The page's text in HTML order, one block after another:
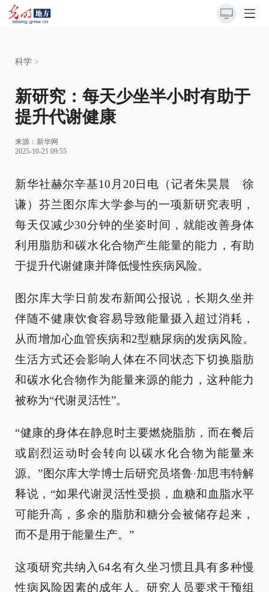
科学 >
新研究：每天少坐半小时有助于
提升代谢健康
来源： 新华网
2025-10-21 09:55
新华社赫尔辛基10月20日电（记者朱昊晨 徐
谦）芬兰图尔库大学参与的一项新研究表明，
每天仅减少30分钟的坐姿时间，就能改善身体
利用脂肪和碳水化合物产生能量的能力，有助
于提升代谢健康并降低慢性疾病风险。
图尔库大学日前发布新闻公报说，长期久坐并
伴随不健康饮食容易导致能量摄入超过消耗，
从而增加心血管疾病和2型糖尿病的发病风险。
生活方式还会影响人体在不同状态下切换脂肪
和碳水化合物作为能量来源的能力，这种能力
被称为“代谢灵活性”。
“健康的身体在静息时主要燃烧脂肪，而在餐后
或剧烈运动时会转向以碳水化合物为能量来
源。”图尔库大学博士后研究员塔鲁·加思韦特解
释说，“如果代谢灵活性受损，血糖和血脂水平
可能升高，多余的脂肪和糖分会被储存起来，
而不是用于能量生产。”
这项研究共纳入64名有久坐习惯且具有多种慢
性病风险因素的成年人。研究人员要求干预组